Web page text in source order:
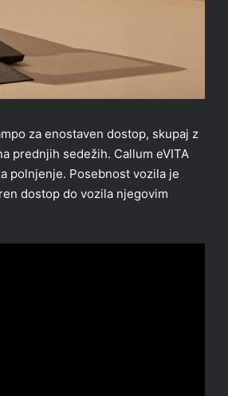
za enostaven dostop, skupaj z
prednjih sedežih. Callum eVITA
polnjenje. Posebnost vozila je
dostop do vozila njegovim